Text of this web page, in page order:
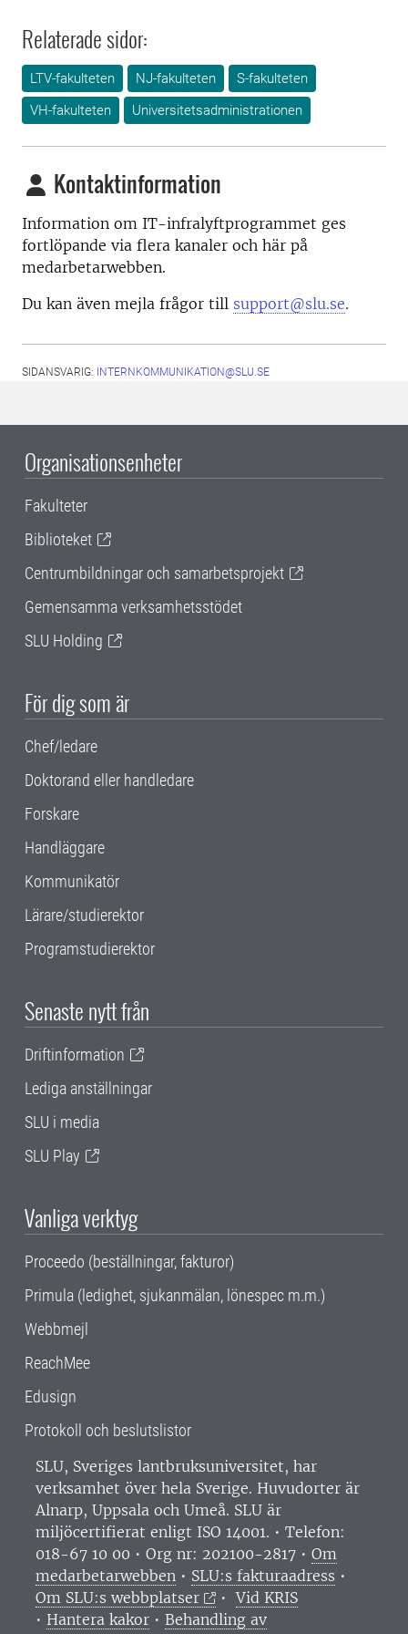
Relaterade sidor:
LTV-fakulteten NJ-fakulteten
S-fakulteten
VH-fakulteten
Universitetsadministrationen
Kontaktinformation
Information om IT-infralyftprogrammet ges
fortlöpande via flera kanaler och här på
medarbetarwebben.
Du kan även mejla frågor till support@slu.se.
SIDANSVARIG: INTERNKOMMUNIKATION@SLU.SE
Organisationsenheter
Fakulteter
Biblioteket
Centrumbildningar och samarbetsprojekt
Gemensamma verksamhetsstödet
SLU Holding
För dig som är
Chef/ledare
Doktorand eller handledare
Forskare
Handläggare
Kommunikatör
Lärare/studierektor
Programstudierektor
Senaste nytt från
Driftinformation
Lediga anställningar
SLU i media
SLU Play
Vanliga verktyg
Proceedo (beställningar, fakturor)
Primula (ledighet, sjukanmälan, lönespec m.m.)
Webbmejl
ReachMee
Edusign
Protokoll och beslutslistor
SLU, Sveriges lantbruksuniversitet, har
verksamhet över hela Sverige. Huvudorter är
Alnarp, Uppsala och Umeå. SLU är
miljöcertifierat enligt ISO 14001. • Telefon:
018-67 10 00 • Org nr: 202100-2817 • Om
medarbetarwebben • SLU:s fakturaadress •
Om SLU:s webbplatser
•Vid KRIS
• Hantera kakor • Behandling av